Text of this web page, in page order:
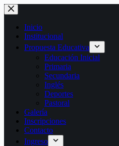
Saltar
al
contenido
Inicio
Institucional
Propuesta Educativa
Educación Inicial
Primaria
Secundaria
Inglés
Deportes
Pastoral
Galería
Inscripciones
Contacto
Ingreso